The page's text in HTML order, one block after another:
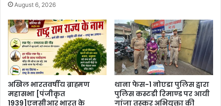
August 6, 2026
अखिल भारतवर्षीय ब्राह्मण
महासभा [पंजीकृत
1939]एनसीआर भारत के
थाना फेस-1 नोएडा पुलिस द्वारा
पुलिस कस्टडी रिमाण्ड पर आयी
गांजा तस्कर अभियुक्ता की